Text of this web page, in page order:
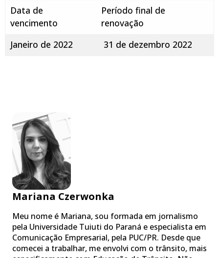
Data de
vencimento
Período final de
renovação
Janeiro de 2022
31 de dezembro 2022
Mariana Czerwonka
Meu nome é Mariana, sou formada em jornalismo
pela Universidade Tuiuti do Paraná e especialista em
Comunicação Empresarial, pela PUC/PR. Desde que
comecei a trabalhar, me envolvi com o trânsito, mais